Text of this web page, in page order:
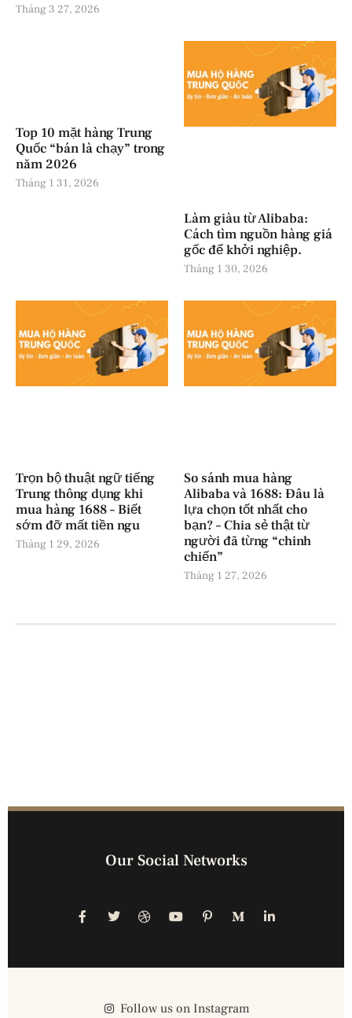
Tháng 3 27, 2026
Top 10 mặt hàng Trung
Quốc “bán là chạy” trong
năm 2026
Tháng 1 31, 2026
Làm giàu từ Alibaba:
Cách tìm nguồn hàng giá
gốc để khởi nghiệp.
Tháng 1 30, 2026
Trọn bộ thuật ngữ tiếng
Trung thông dụng khi
mua hàng 1688 – Biết
sớm đỡ mất tiền ngu
Tháng 1 29, 2026
So sánh mua hàng
Alibaba và 1688: Đâu là
lựa chọn tốt nhất cho
bạn? – Chia sẻ thật từ
người đã từng “chinh
chiến”
Tháng 1 27, 2026
Our Social Networks
Follow us on Instagram